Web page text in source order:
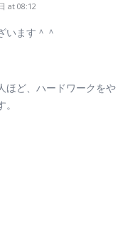
at 08:12
います＾＾
ほど、ハードワークをや